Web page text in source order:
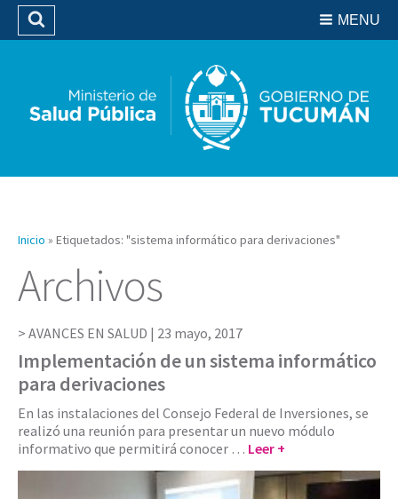
Biblioteca
MENU
Buscar
Inicio » Etiquetados: "sistema informático para derivaciones"
Archivos
AVANCES EN SALUD | 23 mayo, 2017
Implementación de un sistema informático
para derivaciones
En las instalaciones del Consejo Federal de Inversiones, se
realizó una reunión para presentar un nuevo módulo
informativo que permitirá conocer … Leer +